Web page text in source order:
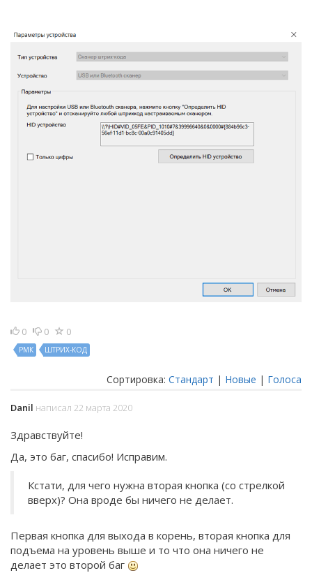
0 0 0
РМК ШТРИХ-КОД
Сортировка: Стандарт | Новые | Голоса
Danil написал 22 марта 2020
Здравствуйте!
Да, это баг, спасибо! Исправим.
Кстати, для чего нужна вторая кнопка (со стрелкой
вверх)? Она вроде бы ничего не делает.
Первая кнопка для выхода в корень, вторая кнопка для
подъема на уровень выше и то что она ничего не
делает это второй баг